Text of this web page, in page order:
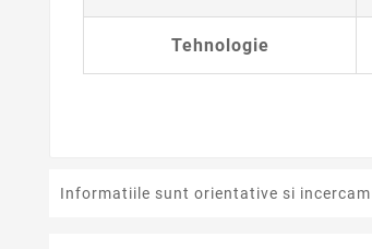
Tehnologie
Informatiile sunt orientative si